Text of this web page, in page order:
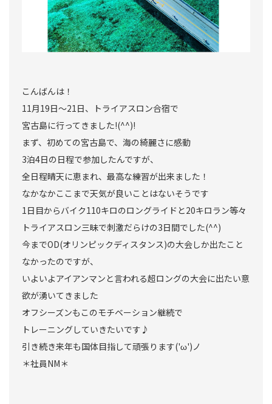
こんばんは！
11月19日〜21日、トライアスロン合宿で
宮古島に行ってきました!(^^)!
まず、初めての宮古島で、海の綺麗さに感動
3泊4日の日程で参加したんですが、
全日程晴天に恵まれ、最高な練習が出来ました！
なかなかここまで天気が良いことはないそうです
1日目からバイク110キロのロングライドと20キロラン等々
トライアスロン三昧で刺激だらけの3日間でした(^^)
今までOD(オリンピックディスタンス)の大会しか出たこと
なかったのですが、
いよいよアイアンマンと言われる超ロングの大会に出たい意
欲が湧いてきました
オフシーズンもこのモチベーション継続で
トレーニングしていきたいです♪
引き続き来年も国体目指して頑張ります('ω')ノ
＊社員NM＊